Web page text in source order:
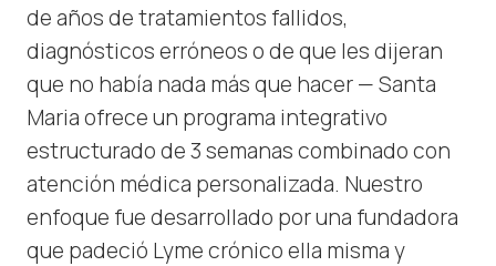
de años de tratamientos fallidos,
diagnósticos erróneos o de que les dijeran
que no había nada más que hacer — Santa
Maria ofrece un programa integrativo
estructurado de 3 semanas combinado con
atención médica personalizada. Nuestro
enfoque fue desarrollado por una fundadora
que padeció Lyme crónico ella misma y